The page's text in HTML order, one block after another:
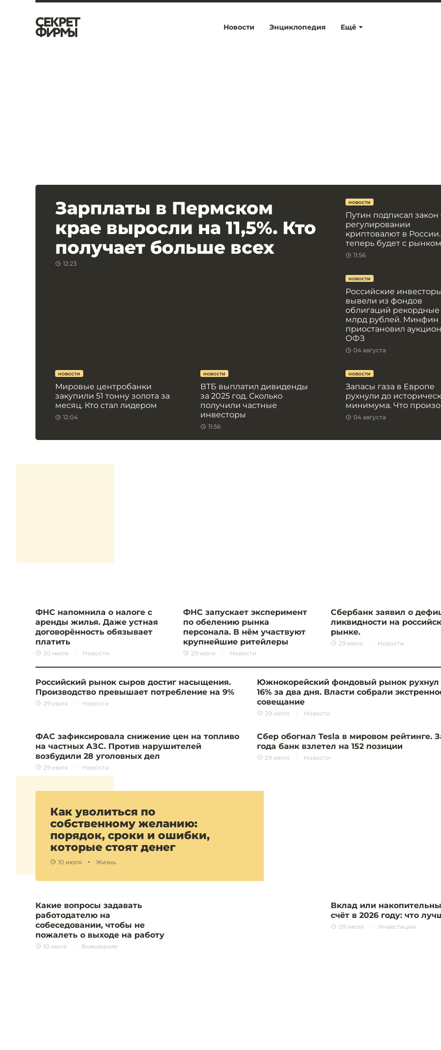
Ещё
Новости Энциклопедия
Зарплаты в Пермском
крае выросли на 11,5%. Кто
получает больше всех
12:23
НОВОСТИ
Путин подписал закон
регулировании
криптовалют в
теперь будет с рынком
11:56
НОВОСТИ
Российские инвесторы
вывели из фондов
облигаций рекордные
млрд рублей. Минфин
приостановил
ОФЗ
04 августа
НОВОСТИ
Мировые центробанки
закупили 51 тонну золота за
месяц. Кто стал лидером
12:04
НОВОСТИ
ВТБ выплатил дивиденды
за 2025 год. Сколько
получили частные
инвесторы
11:56
НОВОСТИ
Запасы газа в Европе
рухнули до
минимума. Что
04 августа
ФНС напомнила о налоге с
аренды жилья. Даже устная
договорённость обязывает
платить
30 июля Новости
ФНС запускает эксперимент
по обелению рынка
персонала. В нём участвуют
крупнейшие ритейлеры
29 июля Новости
Сбербанк заявил о
ликвидности на
рынке.
29 июля Новости
Российский рынок сыров достиг насыщения.
Производство превышает потребление на 9%
29 июля Новости
Южнокорейский фондовый рынок рухнул
16% за два дня. Власти собрали
совещание
29 июля Новости
ФАС зафиксировала снижение цен на топливо
на частных АЗС. Против нарушителей
возбудили 28 уголовных дел
29 июля Новости
Сбер обогнал Tesla в мировом рейтинге.
года банк взлетел на 152 позиции
29 июля Новости
Как уволиться по
собственному желанию:
порядок, сроки и ошибки,
которые стоят денег
10 июля Жизнь
Какие вопросы задавать
работодателю на
собеседовании, чтобы не
пожалеть о выходе на работу
10 июля Выживание
Вклад или
счёт в 2026 году: что
09 июля Инвестиции